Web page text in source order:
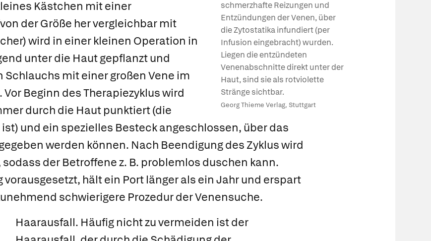
schmerzhafte Reizungen und
Entzündungen der Venen, über
die Zytostatika infundiert (per
Infusion eingebracht) wurden.
Liegen die entzündeten
Venenabschnitte direkt unter der
Haut, sind sie als rotviolette
Stränge sichtbar.
Georg Thieme Verlag, Stuttgart
Kästchen mit einer
der Größe her vergleichbar mit
wird in einer kleinen Operation in
unter die Haut gepflanzt und
mit einer großen Vene im
Beginn des Therapiezyklus wird
durch die Haut punktiert (die
und ein spezielles Besteck angeschlossen, über das
werden können. Nach Beendigung des Zyklus wird
der Betroffene z. B. problemlos duschen kann.
hält ein Port länger als ein Jahr und erspart
schwierigere Prozedur der Venensuche.
Haarausfall. Häufig nicht zu vermeiden ist der